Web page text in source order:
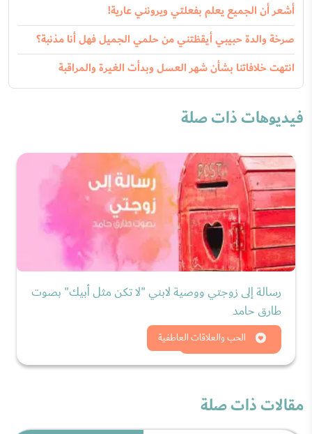
أشعر أن الجميع يعلم بفعلتي ويرونني عارية!
صرخة والدة حبيبي أيقظتني من حلمي الجميل فهل أنا مذنبة؟
انتهت خلافاتنا بشأن شهر العسل وبدأت الغيرة والمراقبة
فيديوهات ذات صلة
الحب والعلاقات العاطفية
رسالة إلى زوجتي ووصية لابني "لا تكن مثل أبيك" بصوت
طارق حامد
شاهد الان
مقالات ذات صلة